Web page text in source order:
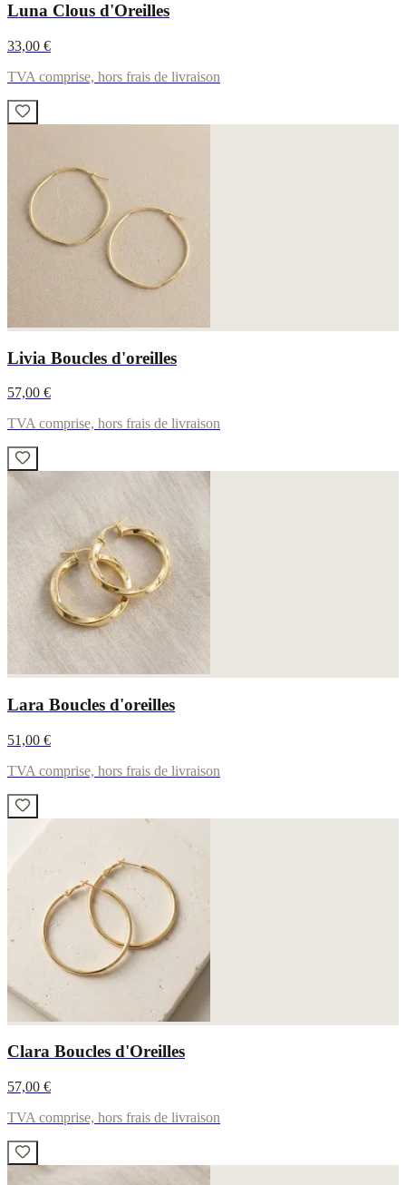
Luna Clous d'Oreilles
33,00 €
TVA comprise, hors frais de livraison
Livia Boucles d'oreilles
57,00 €
TVA comprise, hors frais de livraison
Lara Boucles d'oreilles
51,00 €
TVA comprise, hors frais de livraison
Clara Boucles d'Oreilles
57,00 €
TVA comprise, hors frais de livraison